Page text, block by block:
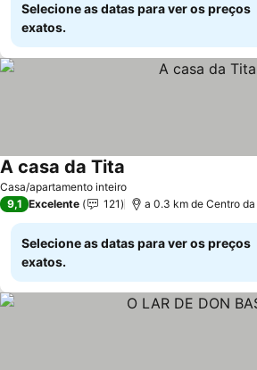
Selecione as datas para ver os preços
exatos.
Casa/apartamento inteiro
A casa da Tita
9,1 Excelente 121 a 0.3 km de Centro
Selecione as datas para ver os preços
exatos.